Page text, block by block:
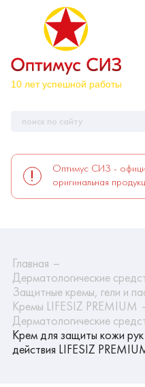
Оптимус СИЗ -
оригинальная
Главная
Дерматологические
Защитные кремы, гели и
Кремы LIFESIZ PREMIUM
Дерматологические
Крем для защиты кожи
действия LIFESIZ